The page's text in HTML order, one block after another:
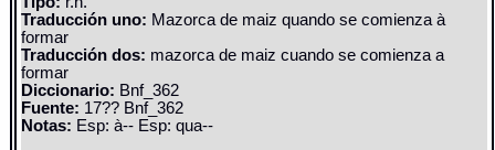
Traducción uno: Mazorca de maiz quando se comienza à
formar
Traducción dos: mazorca de maiz cuando se comienza a
formar
Diccionario: Bnf_362
Fuente: 17?? Bnf_362
Notas: Esp: à-- Esp: qua--